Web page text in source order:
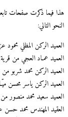
هذا فيما ذكرت صفحات تابعة
النحو التالي:
العميد الركن المظلي
العميد عمـاد العجي من
العميد الركن محمد شربو
العميد الركن ياسر محسن
العميد سعيد محمد منصور
العقيد المهندس محمد حسن